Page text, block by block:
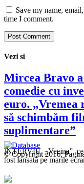
Save my name,
time I comment.
Vezi si
Mircea Bravo a
comedie cu
euro. „Vremea
să schimbăm
suplimentare”
INTERVIU. „Vecina”,
fost lansată pe marile
© Copyright 2016,